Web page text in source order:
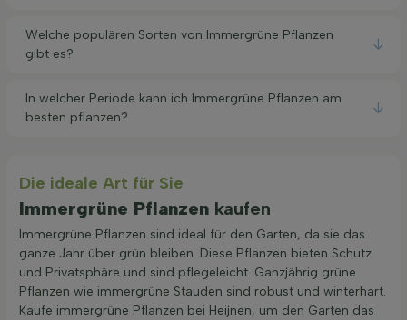
Welche populären Sorten von Immergrüne Pflanzen
gibt es?
In welcher Periode kann ich Immergrüne Pflanzen am
besten pflanzen?
Die ideale Art für Sie
Immergrüne Pflanzen kaufen
Immergrüne Pflanzen sind ideal für den Garten, da sie das
ganze Jahr über grün bleiben. Diese Pflanzen bieten Schutz
und Privatsphäre und sind pflegeleicht. Ganzjährig grüne
Pflanzen wie immergrüne Stauden sind robust und winterhart.
Kaufe immergrüne Pflanzen bei Heijnen, um den Garten das